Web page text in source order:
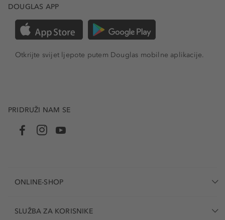
DOUGLAS APP
Otkrijte svijet ljepote putem Douglas mobilne aplikacije.
PRIDRUŽI NAM SE
ONLINE-SHOP
SLUŽBA ZA KORISNIKE